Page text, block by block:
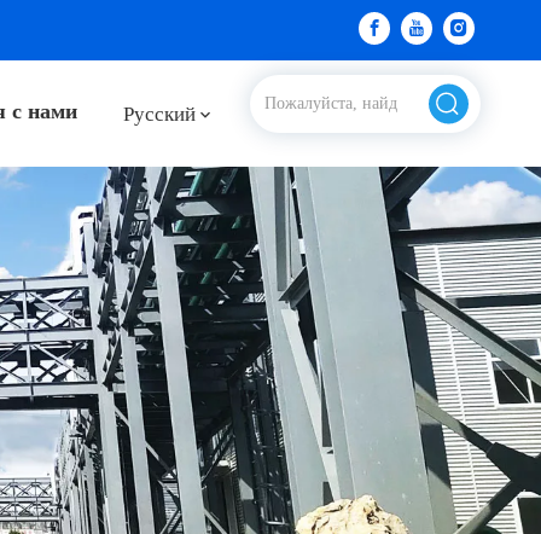
с нами Pусский